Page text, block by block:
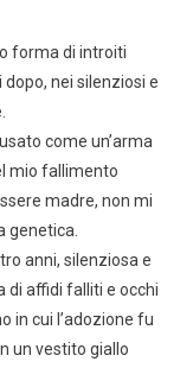
forma di introiti
nei silenziosi e
come un’arma
mio fallimento
madre, non mi
genetica.
anni, silenziosa e
di affidi falliti e occhi
in cui l’adozione fu
un vestito giallo